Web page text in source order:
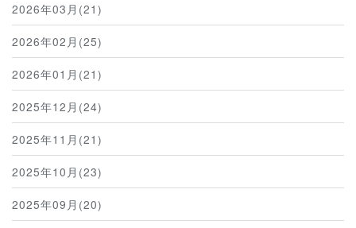
2026年03月(21)
2026年02月(25)
2026年01月(21)
2025年12月(24)
2025年11月(21)
2025年10月(23)
2025年09月(20)